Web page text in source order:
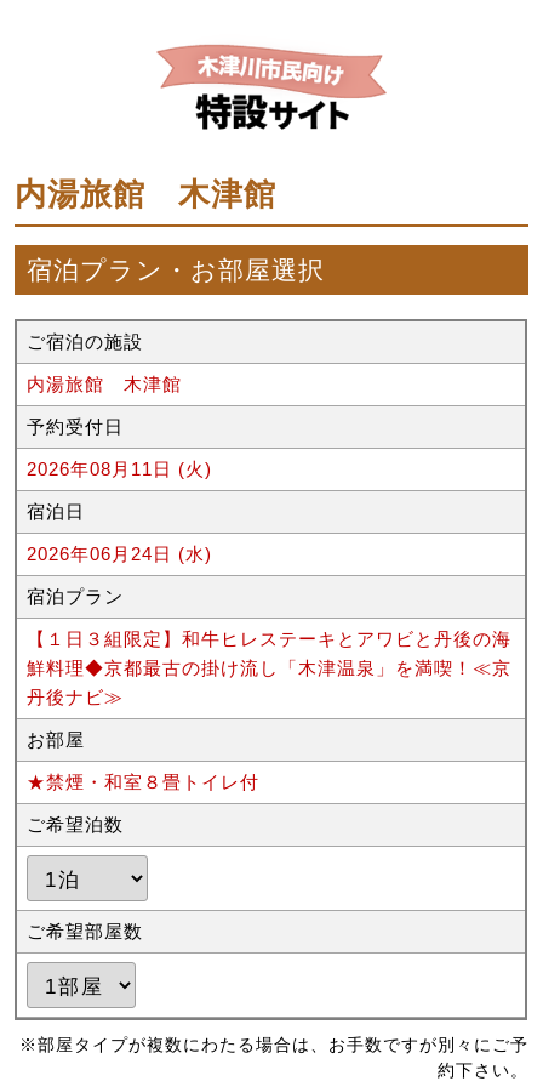
内湯旅館 木津館
宿泊プラン・お部屋選択
ご宿泊の施設
内湯旅館 木津館
予約受付日
2026年08月11日 (火)
宿泊日
2026年06月24日 (水)
宿泊プラン
【１日３組限定】和牛ヒレステーキとアワビと丹後の海
鮮料理◆京都最古の掛け流し「木津温泉」を満喫！≪京
丹後ナビ≫
お部屋
★禁煙・和室８畳トイレ付
ご希望泊数
ご希望部屋数
※部屋タイプが複数にわたる場合は、お手数ですが別々にご予
約下さい。